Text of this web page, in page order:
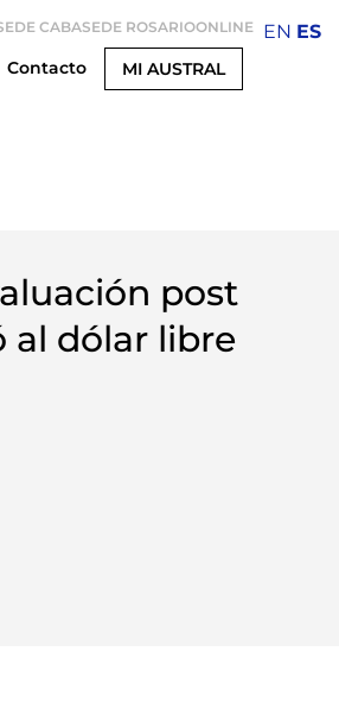
CABASEDE ROSARIOONLINE
Contacto MI AUSTRAL
post
al dólar libre
EN ES